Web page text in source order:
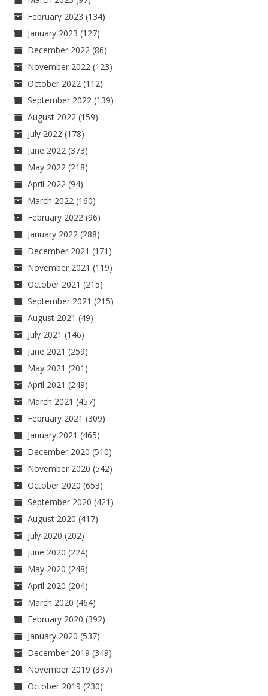
February 2023 (134)
January 2023 (127)
December 2022 (86)
November 2022 (123)
October 2022 (112)
September 2022 (139)
August 2022 (159)
July 2022 (178)
June 2022 (373)
May 2022 (218)
April 2022 (94)
March 2022 (160)
February 2022 (96)
January 2022 (288)
December 2021 (171)
November 2021 (119)
October 2021 (215)
September 2021 (215)
August 2021 (49)
July 2021 (146)
June 2021 (259)
May 2021 (201)
April 2021 (249)
March 2021 (457)
February 2021 (309)
January 2021 (465)
December 2020 (510)
November 2020 (542)
October 2020 (653)
September 2020 (421)
August 2020 (417)
July 2020 (202)
June 2020 (224)
May 2020 (248)
April 2020 (204)
March 2020 (464)
February 2020 (392)
January 2020 (537)
December 2019 (349)
November 2019 (337)
October 2019 (230)